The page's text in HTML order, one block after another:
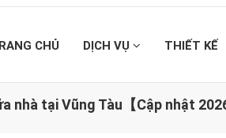
CHỦ DỊCH VỤ THIẾT KẾ
nhà tại Vũng Tàu【Cập nhật 2026